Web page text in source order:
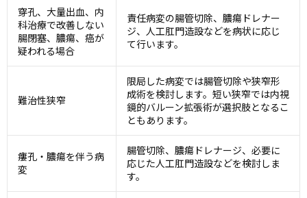
穿孔、大量出血、内
科治療で改善しない
腸閉塞、膿瘍、癌が
疑われる場合
責任病変の腸管切除、膿瘍ドレナー
ジ、人工肛門造設などを病状に応じ
て行います。
難治性狭窄
限局した病変では腸管切除や狭窄形
成術を検討します。短い狭窄では内視
鏡的バルーン拡張術が選択肢となるこ
ともあります。
瘻孔・膿瘍を伴う病
変
腸管切除、膿瘍ドレナージ、必要に
応じた人工肛門造設などを検討しま
す。